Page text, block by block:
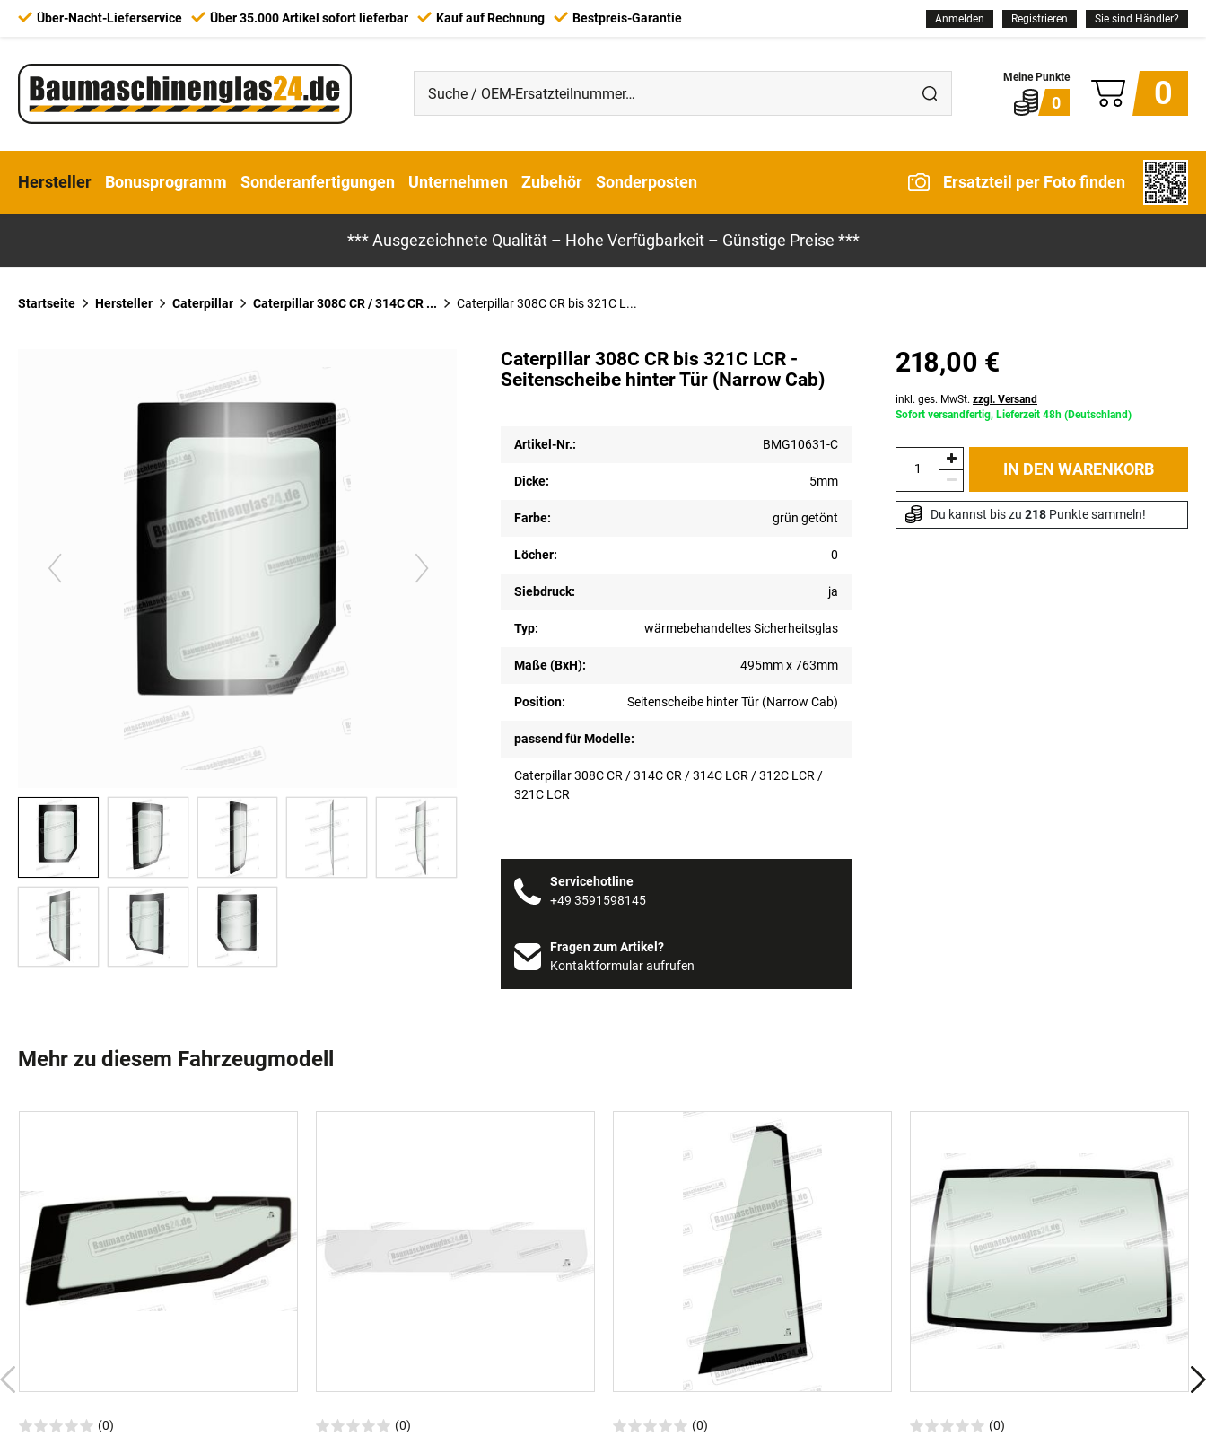
Über-Nacht-Lieferservice Über 35.000 Artikel sofort lieferbar Kauf auf Rechnung Bestpreis-Garantie Anmelden Registrieren Sie sind Händler?
0 0
Hersteller Bonusprogramm Sonderanfertigungen Unternehmen Zubehör Sonderposten Ersatzteil per Foto finden
*** Ausgezeichnete Qualität – Hohe Verfügbarkeit – Günstige Preise ***
Startseite Hersteller Caterpillar Caterpillar 308C CR / 314C CR ... Caterpillar 308C CR bis 321C L...
Caterpillar 308C CR bis 321C LCR -
Seitenscheibe hinter Tür (Narrow Cab)
Artikel-Nr.: BMG10631-C
Dicke: 5mm
Farbe: grün getönt
Löcher: 0
Siebdruck: ja
Typ: wärmebehandeltes Sicherheitsglas
Maße (BxH): 495mm x 763mm
Position: Seitenscheibe hinter Tür (Narrow Cab)
passend für Modelle:
Caterpillar 308C CR / 314C CR / 314C LCR / 312C LCR /
321C LCR
Servicehotline
+49 3591598145
Fragen zum Artikel?
Kontaktformular aufrufen
218,00 €
inkl. ges. MwSt. zzgl. Versand
Sofort versandfertig, Lieferzeit 48h (Deutschland)
IN DEN WARENKORB
Du kannst bis zu 218 Punkte sammeln!
Mehr zu diesem Fahrzeugmodell
(0) (0) (0) (0)